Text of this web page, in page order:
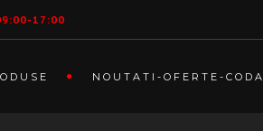
17:00
NOUTATI-OFERTE-CODA